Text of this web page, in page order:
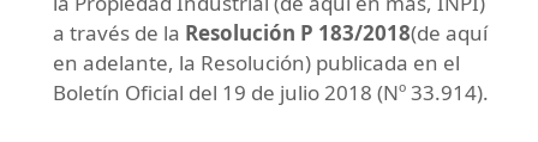
a través de la Resolución P 183/2018(de aquí
en adelante, la Resolución) publicada en el
Boletín Oficial del 19 de julio 2018 (Nº 33.914).